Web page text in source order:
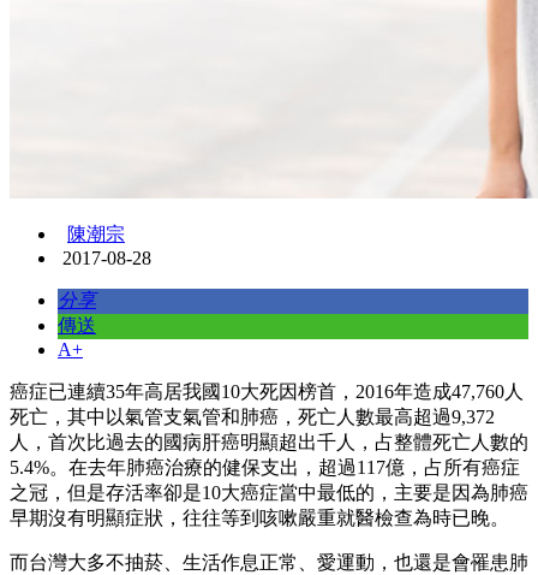
陳潮宗
2017-08-28
分享
傳送
A+
癌症已連續35年高居我國10大死因榜首，2016年造成47,760人
死亡，其中以氣管支氣管和肺癌，死亡人數最高超過9,372
人，首次比過去的國病肝癌明顯超出千人，占整體死亡人數的
5.4%。在去年肺癌治療的健保支出，超過117億，占所有癌症
之冠，但是存活率卻是10大癌症當中最低的，主要是因為肺癌
早期沒有明顯症狀，往往等到咳嗽嚴重就醫檢查為時已晚。
而台灣大多不抽菸、生活作息正常、愛運動，也還是會罹患肺